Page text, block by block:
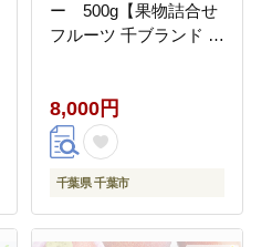
ー 500g【果物詰合せ
フルーツ 千ブランド 千
8,000円
千葉県 千葉市